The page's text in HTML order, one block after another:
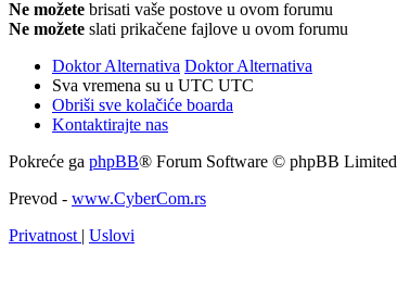
Ne možete brisati vaše postove u ovom forumu
Ne možete slati prikačene fajlove u ovom forumu
Doktor Alternativa Doktor Alternativa
Sva vremena su u UTC UTC
Obriši sve kolačiće boarda
Kontaktirajte nas
Pokreće ga phpBB® Forum Software © phpBB Limited
Prevod - www.CyberCom.rs
Privatnost | Uslovi